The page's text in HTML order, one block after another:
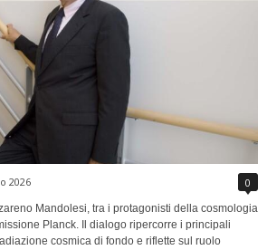
2026 0
Mandolesi, tra i protagonisti della cosmologia
Planck. Il dialogo ripercorre i principali
cosmica di fondo e riflette sul ruolo